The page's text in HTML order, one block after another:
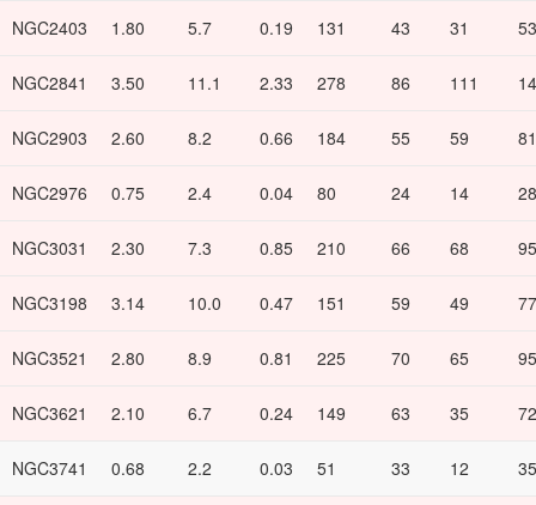
NGC2403 1.80 5.7 0.19 131 43 31 53
NGC2841 3.50 11.1 2.33 278 86 111
NGC2903 2.60 8.2 0.66 184 55 59 81
NGC2976 0.75 2.4 0.04 80 24 14 28
NGC3031 2.30 7.3 0.85 210 66 68 95
NGC3198 3.14 10.0 0.47 151 59 49 77
NGC3521 2.80 8.9 0.81 225 70 65 95
NGC3621 2.10 6.7 0.24 149 63 35 72
NGC3741 0.68 2.2 0.03 51 33 12 35